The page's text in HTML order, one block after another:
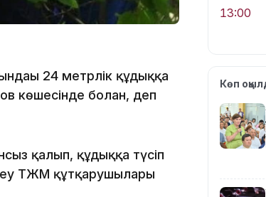
24 метрлік құдыққа
көшесінде болған, деп
қалып, құдыққа түсіп
ТЖМ құтқарушылары
13:00
12:40
Көп